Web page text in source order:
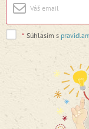
* Súhlasím s